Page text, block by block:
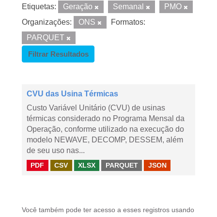
Etiquetas: Geração Semanal
PMO
Organizações:
ONS
Formatos:
PARQUET
Filtrar Resultados
CVU das Usina Térmicas
Custo Variável Unitário (CVU) de usinas
térmicas considerado no Programa Mensal da
Operação, conforme utilizado na execução do
modelo NEWAVE, DECOMP, DESSEM, além
de seu uso nas...
PDF CSV XLSX PARQUET JSON
Você também pode ter acesso a esses registros usando